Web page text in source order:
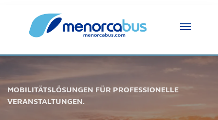
MOBILITÄTSLÖSUNGEN FÜR PROFESSIONELLE
VERANSTALTUNGEN.